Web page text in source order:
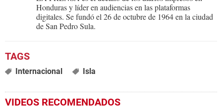
Honduras y líder en audiencias en las plataformas
digitales. Se fundó el 26 de octubre de 1964 en la ciudad
de San Pedro Sula.
Internacional Isla
VIDEOS RECOMENDADOS